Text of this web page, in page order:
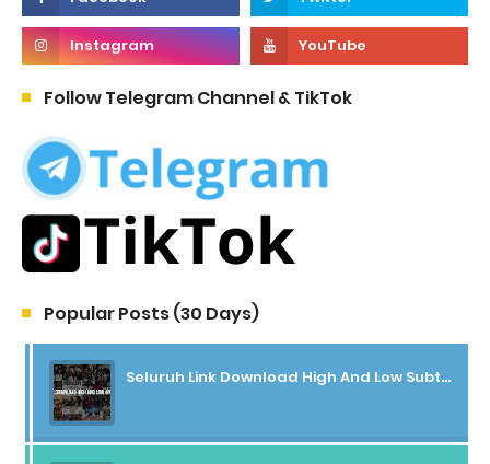
Follow Telegram Channel & TikTok
Popular Posts (30 Days)
Seluruh Link Download High And Low Subtitle Indonesia